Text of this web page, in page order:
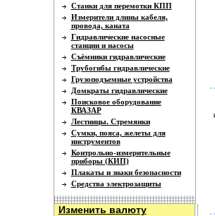
Станки для перемотки КПП
Измерители длины кабеля,
провода, каната
Гидравлические насосные
станции и насосы
Съёмники гидравлические
Трубогибы гидравлические
Грузоподъемные устройства
Домкраты гидравлические
Поисковое оборудование
КВАЗАР
Лестницы. Стремянки
Сумки, пояса, желеты для
инструментов
Контрольно-измерительные
приборы (КИП)
Плакаты и знаки безопасности
Средства электрозащиты
Изменить валюту